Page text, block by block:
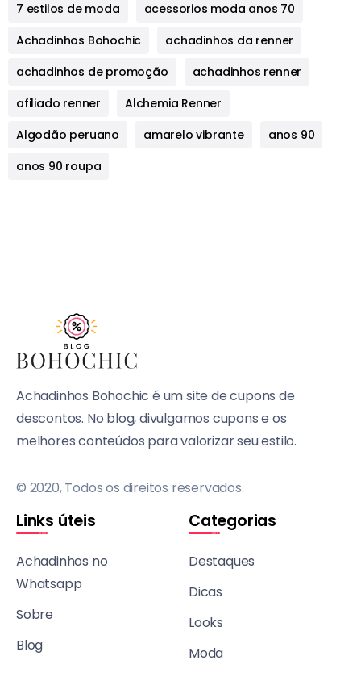
7 estilos de moda
acessorios moda anos 70
Achadinhos Bohochic
achadinhos da renner
achadinhos de promoção
achadinhos renner
afiliado renner
Alchemia Renner
Algodão peruano
amarelo vibrante
anos 90
anos 90 roupa
Achadinhos Bohochic é um site de cupons de
descontos. No blog, divulgamos cupons e os
melhores conteúdos para valorizar seu estilo.
© 2020, Todos os direitos reservados.
Links úteis
Achadinhos no
Whatsapp
Sobre
Blog
Categorias
Destaques
Dicas
Looks
Moda